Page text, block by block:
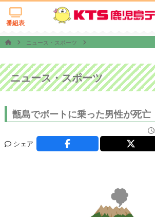
番組表
ニュース・スポーツ
ニュース・スポーツ
甑島でボートに乗った男性が死亡
シェア